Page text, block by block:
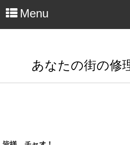
Menu
あなたの街の修